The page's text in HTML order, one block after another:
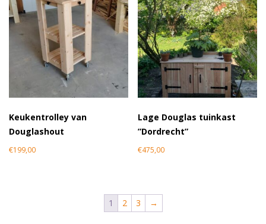
Keukentrolley van
Douglashout
€199,00
Lage Douglas tuinkast
”Dordrecht”
€475,00
1 2 3 →